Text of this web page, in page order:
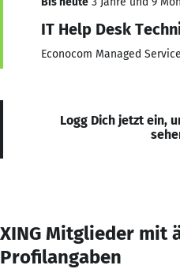
IT Help Desk
Econocom Managed
Logg Dich jetzt ein,
XING Mitglieder mit
Profilangaben